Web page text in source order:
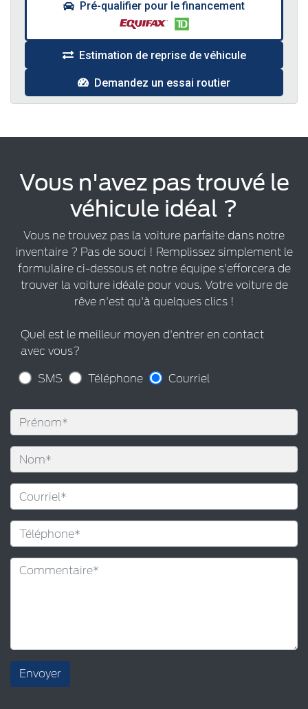
Pré-qualifier pour le financement
Estimation de reprise de véhicule
Demandez un essai routier
Vous n'avez pas trouvé le
véhicule idéal ?
Vous ne trouvez pas la voiture parfaite dans notre
inventaire ? Pas de souci ! Remplissez simplement le
formulaire ci-dessous et notre équipe s'efforcera de
trouver la voiture idéale pour vous. Votre voiture de
rêve n'est qu'à quelques clics !
Quel est le meilleur moyen d'entrer en contact
avec vous?
SMS Téléphone Courriel
Envoyer